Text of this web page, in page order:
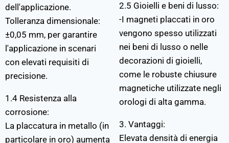
dell'applicazione.
Tolleranza dimensionale:
±0,05 mm, per garantire
l'applicazione in scenari
con elevati requisiti di
precisione.
1.4 Resistenza alla
corrosione:
La placcatura in metallo (in
particolare in oro) aumenta
2.5 Gioielli e beni di lusso:
-I magneti placcati in oro
vengono spesso utilizzati
nei beni di lusso o nelle
decorazioni di gioielli,
come le robuste chiusure
magnetiche utilizzate negli
orologi di alta gamma.
3. Vantaggi:
Elevata densità di energia